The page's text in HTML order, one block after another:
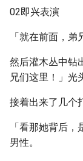
02即兴表演
「就在前面，弟
然后灌木丛中钻
兄们这里！」光
接着出来了几个
「看那她背后
男性。